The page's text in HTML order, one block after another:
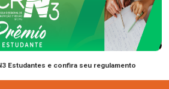
Estudantes e confira seu regulamento